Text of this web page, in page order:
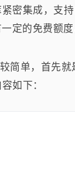
密集成，支
定的免费额
简单，首先
如下：